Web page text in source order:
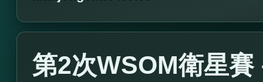
第2次WSOM衛星